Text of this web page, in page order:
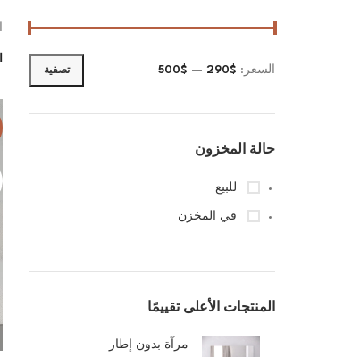
تصفية السعر: $290
—
$500
حالة المخزون
للبيع
في المخزن
المنتجات الأعلى تقييمًا
مرآة بدون إطار